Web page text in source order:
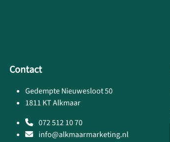
Contact
Gedempte Nieuwesloot 50
1811 KT Alkmaar
072 512 10 70
info@alkmaarmarketing.nl